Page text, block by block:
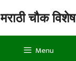
मराठी चौक विशेष
Menu